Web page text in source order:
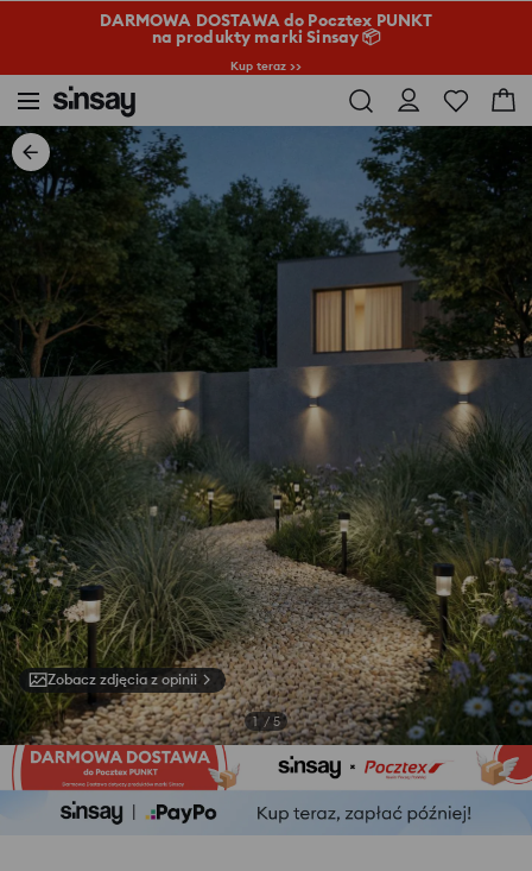
DARMOWA DOSTAWA do Pocztex PUNKT
na produkty marki Sinsay 📦
Kup teraz >>
Zobacz zdjęcia z opinii
1 / 5